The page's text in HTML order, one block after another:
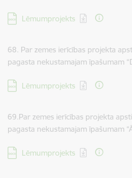
Lejupielādēt:
Lēmumprojekts
68. Par zemes ierīcības projekta
pagasta nekustamajam īpašumam
Lejupielādēt:
Lēmumprojekts
69.Par zemes ierīcības projekta
pagasta nekustamajam īpašumam
Lejupielādēt:
Lēmumprojekts